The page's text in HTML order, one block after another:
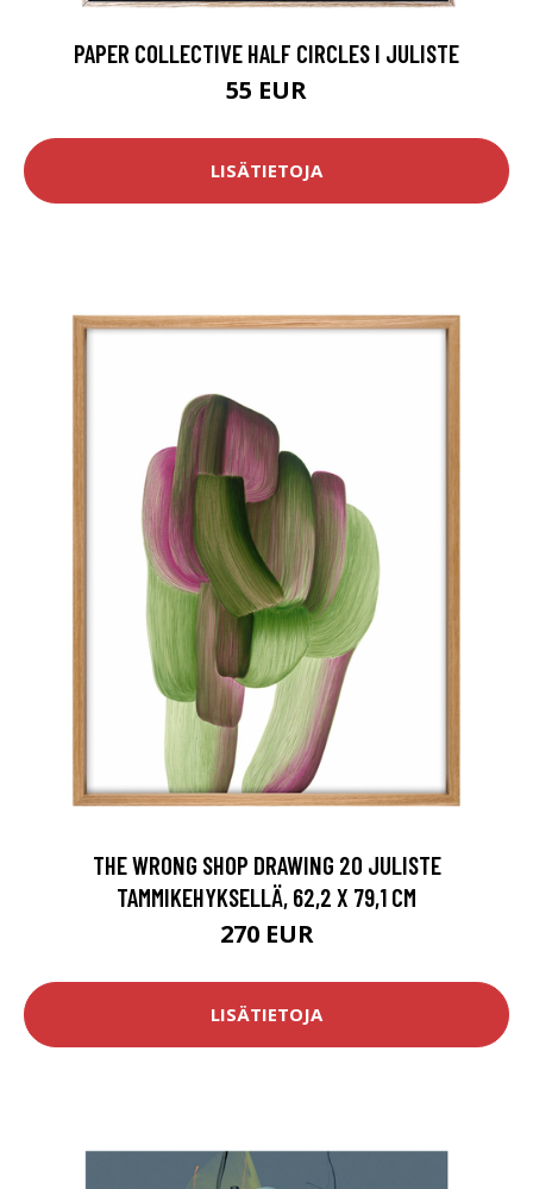
PAPER COLLECTIVE HALF CIRCLES I JULISTE
55 EUR
LISÄTIETOJA
THE WRONG SHOP DRAWING 20 JULISTE
TAMMIKEHYKSELLÄ, 62,2 X 79,1 CM
270 EUR
LISÄTIETOJA